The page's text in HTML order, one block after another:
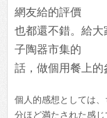
網友給的評價
也都還不錯。給
子陶器市集的
話，做個用餐上的
個人的感想としては
分ほど満たされた感じ